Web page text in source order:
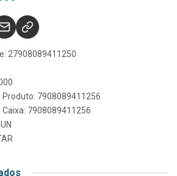
27908089411250
Produto: 7908089411256
7908089411256